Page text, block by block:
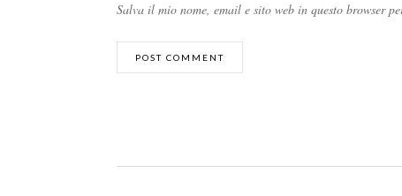
Salva il mio nome, email e sito web in questo browser